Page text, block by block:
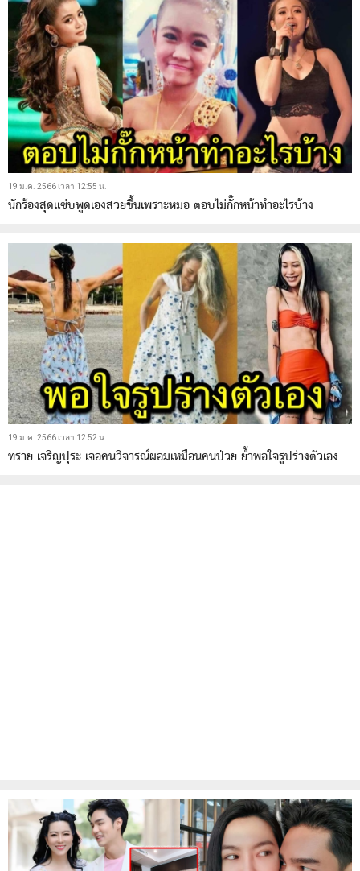
19 ม.ค. 2566 เวลา 12:55 น.
นักร้องสุดแซ่บพูดเองสวยขึ้นเพราะหมอ ตอบไม่กั๊กหน้าทำอะไรบ้าง
19 ม.ค. 2566 เวลา 12:52 น.
ทราย เจริญปุระ เจอคนวิจารณ์ผอมเหมือนคนป่วย ย้ำพอใจรูปร่างตัวเอง